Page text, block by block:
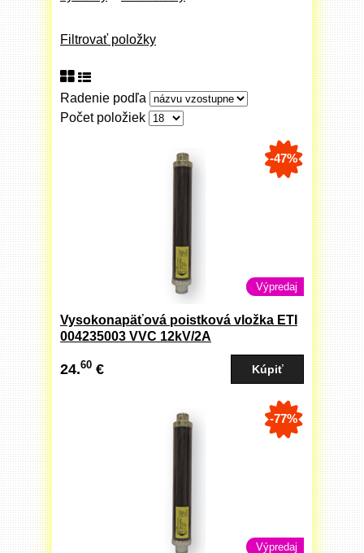
Filtrovať položky
Radenie podľa
Počet položiek
Výpredaj
Vysokonapäťová poistková vložka ETI
004235003 VVC 12kV/2A
24.60 €
-47%
Výpredaj
-77%